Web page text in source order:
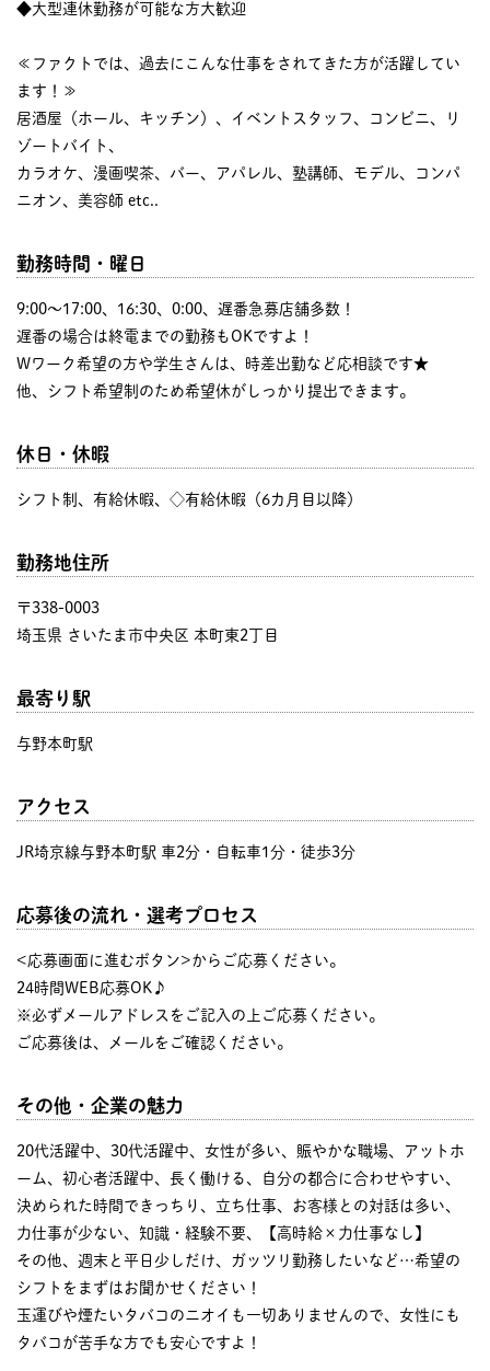
◆大型連休勤務が可能な方大歓迎
≪ファクトでは、過去にこんな仕事をされてきた方が活躍してい
ます！≫
居酒屋（ホール、キッチン）、イベントスタッフ、コンビニ、リ
ゾートバイト、
カラオケ、漫画喫茶、バー、アパレル、塾講師、モデル、コンパ
ニオン、美容師 etc..
勤務時間・曜日
9:00〜17:00、16:30、0:00、遅番急募店舗多数！
遅番の場合は終電までの勤務もOKですよ！
Wワーク希望の方や学生さんは、時差出勤など応相談です★
他、シフト希望制のため希望休がしっかり提出できます。
休日・休暇
シフト制、有給休暇、◇有給休暇（6カ月目以降）
勤務地住所
〒338-0003
埼玉県 さいたま市中央区 本町東2丁目
最寄り駅
与野本町駅
アクセス
JR埼京線与野本町駅 車2分・自転車1分・徒歩3分
応募後の流れ・選考プロセス
<応募画面に進むボタン>からご応募ください。
24時間WEB応募OK♪
※必ずメールアドレスをご記入の上ご応募ください。
ご応募後は、メールをご確認ください。
その他・企業の魅力
20代活躍中、30代活躍中、女性が多い、賑やかな職場、アットホ
ーム、初心者活躍中、長く働ける、自分の都合に合わせやすい、
決められた時間できっちり、立ち仕事、お客様との対話は多い、
力仕事が少ない、知識・経験不要、【高時給×力仕事なし】
その他、週末と平日少しだけ、ガッツリ勤務したいなど…希望の
シフトをまずはお聞かせください！
玉運びや煙たいタバコのニオイも一切ありませんので、女性にも
タバコが苦手な方でも安心ですよ！